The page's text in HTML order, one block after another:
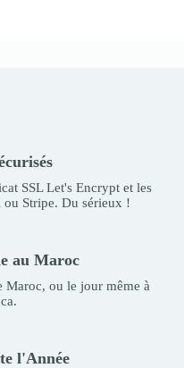
SSL Let's Encrypt et les
ou Stripe. Du sérieux !
au Maroc
Maroc, ou le jour même à
l'Année